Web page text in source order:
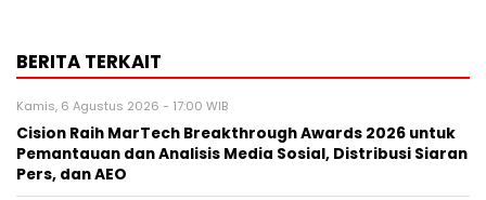
BERITA TERKAIT
Kamis, 6 Agustus 2026 - 17:00 WIB
Cision Raih MarTech Breakthrough Awards 2026 untuk
Pemantauan dan Analisis Media Sosial, Distribusi Siaran
Pers, dan AEO